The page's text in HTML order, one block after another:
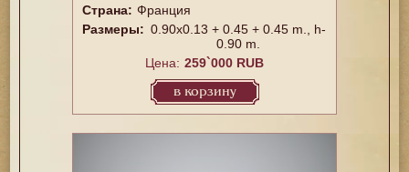
Страна: Франция
Размеры: 0.90x0.13 + 0.45 + 0.45 m., h-
0.90 m.
Цена: 259`000 RUB
в корзину